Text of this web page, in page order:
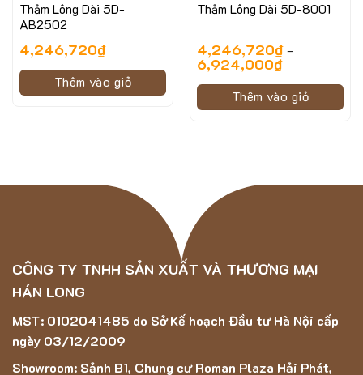
Hình ảnh minh họa của mẫu thảm SIVAS -1200- 2414
Đặc điểm nổi bật của mẫu thảm
SIVAS -1200-
2414
Thảm Lông Dài 5D-
AB2502
4,246,720₫
Thêm vào giỏ
Thảm Lông Dài 5D-8001
4,246,720₫–
6,924,000₫
Thêm vào giỏ
CÔNG TY TNHH SẢN XUẤT VÀ THƯƠNG MẠI
HÁN LONG
MST: 0102041485 do Sở Kế hoạch Đầu tư Hà Nội cấp
ngày 03/12/2009
Showroom: Sảnh B1, Chung cư Roman Plaza Hải Phát,